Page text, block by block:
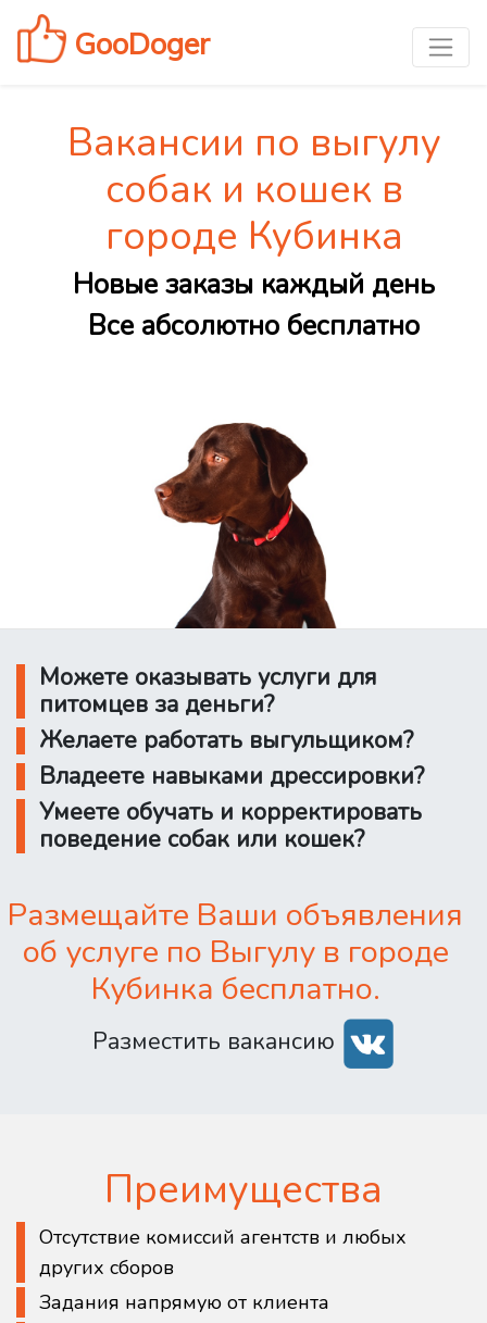
GooDoger
Вакансии по выгулу
собак и кошек в
городе Кубинка
Новые заказы каждый день
Все абсолютно бесплатно
Можете оказывать услуги для
питомцев за деньги?
Желаете работать выгульщиком?
Владеете навыками дрессировки?
Умеете обучать и корректировать
поведение собак или кошек?
Размещайте Ваши объявления
об услуге по Выгулу в городе
Кубинка бесплатно.
Разместить вакансию
Преимущества
Отсутствие комиссий агентств и любых
других сборов
Задания напрямую от клиента